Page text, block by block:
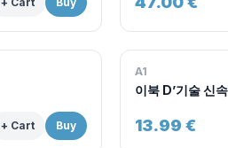
+ Cart Buy
A1
이북 D’기술 신
13.99 €